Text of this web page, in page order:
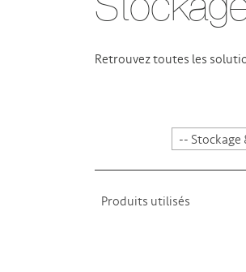
Retrouvez toutes les
-- Stockage
Produits utilisés